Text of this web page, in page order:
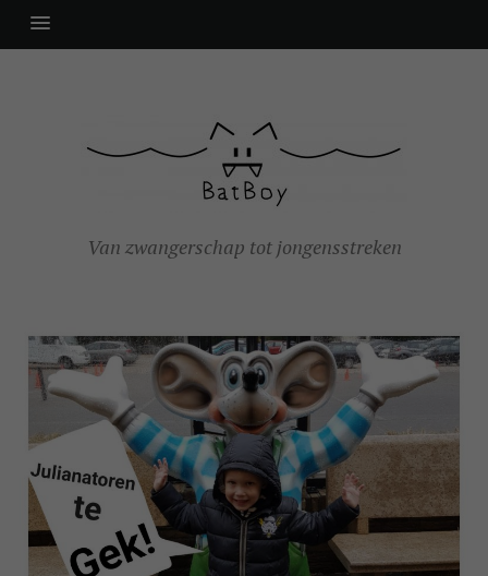
Van zwangerschap tot jongensstreken